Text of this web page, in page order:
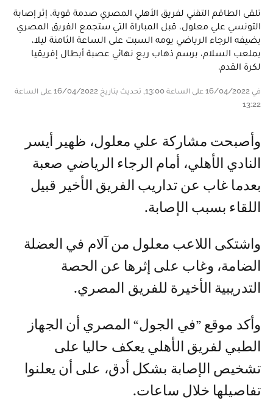
تلقى الطاقم التقني لفريق الأهلي المصري صدمة قوية، إثر إصابة
التونسي علي معلول، قبل المباراة التي ستجمع الفريق المصري
بضيفه الرجاء الرياضي يومه السبت على الساعة الثامنة ليلا،
بملعب السلام، برسم ذهاب ربع نهائي عصبة أبطال إفريقيا
لكرة القدم.
في 16/04/2022 على الساعة 13:00, تحديث بتاريخ 16/04/2022 على الساعة
13:22
وأصبحت مشاركة علي معلول، ظهير أيسر
النادي الأهلي، أمام الرجاء الرياضي صعبة
بعدما غاب عن تداريب الفريق الأخير قبيل
اللقاء بسبب الإصابة.
واشتكى اللاعب معلول من آلام في العضلة
الضامة، وغاب على إثرها عن الحصة
التدريبية الأخيرة للفريق المصري.
وأكد موقع ”في الجول“ المصري أن الجهاز
الطبي لفريق الأهلي يعكف حاليا على
تشخيص الإصابة بشكل أدق، على أن يعلنوا
تفاصيلها خلال ساعات.